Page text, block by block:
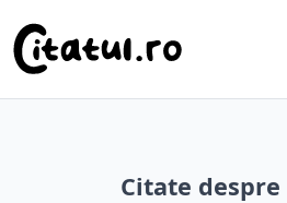
Citate despre